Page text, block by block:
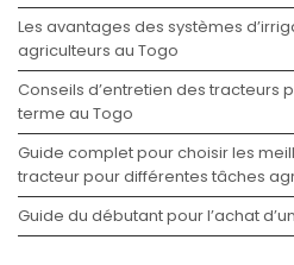
Les avantages des systèmes
agriculteurs au Togo
Conseils d’entretien des tracteurs
terme au Togo
Guide complet pour choisir les
tracteur pour différentes tâches
Guide du débutant pour l’achat